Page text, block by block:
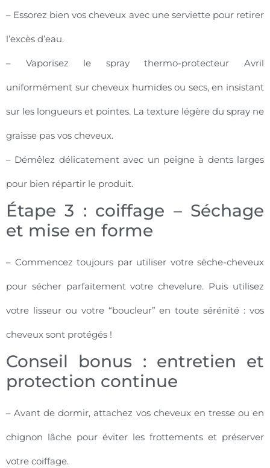
– Essorez bien vos cheveux avec une serviette pour retirer
l’excès d’eau.
– Vaporisez le spray thermo-protecteur Avril
uniformément sur cheveux humides ou secs, en insistant
sur les longueurs et pointes. La texture légère du spray ne
graisse pas vos cheveux.
– Démêlez délicatement avec un peigne à dents larges
pour bien répartir le produit.
Étape 3 : coiffage – Séchage
et mise en forme
– Commencez toujours par utiliser votre sèche-cheveux
pour sécher parfaitement votre chevelure. Puis utilisez
votre lisseur ou votre “boucleur” en toute sérénité : vos
cheveux sont protégés !
Conseil bonus : entretien et
protection continue
– Avant de dormir, attachez vos cheveux en tresse ou en
chignon lâche pour éviter les frottements et préserver
votre coiffage.